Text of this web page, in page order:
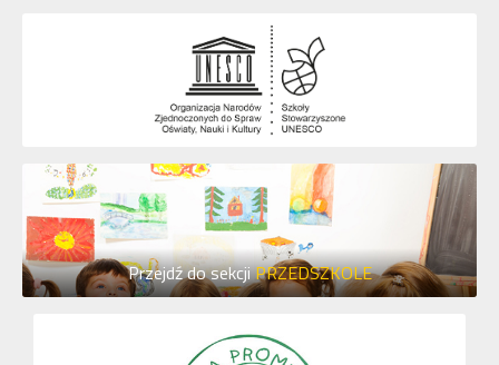
Przejdź do sekcjiPRZEDSZKOLE